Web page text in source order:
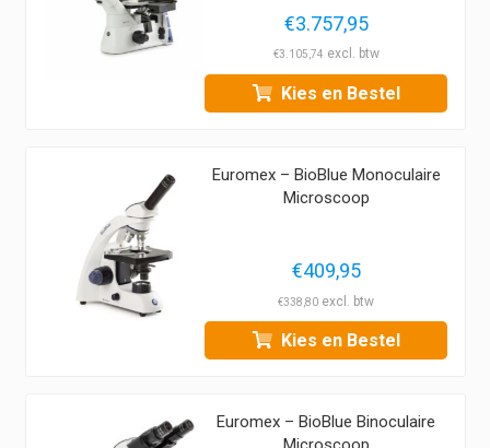
€3.757,95
€3.105,74
Kies en Bestel
Euromex – BioBlue Monoculaire
Microscoop
€409,95
€338,80
Kies en Bestel
Euromex – BioBlue Binoculaire